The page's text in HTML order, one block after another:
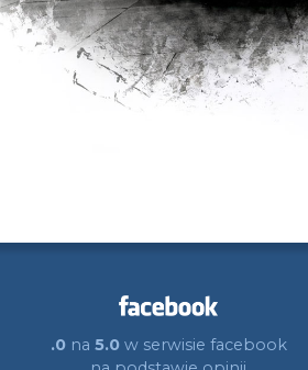
.0na 5.0w serwisie facebook